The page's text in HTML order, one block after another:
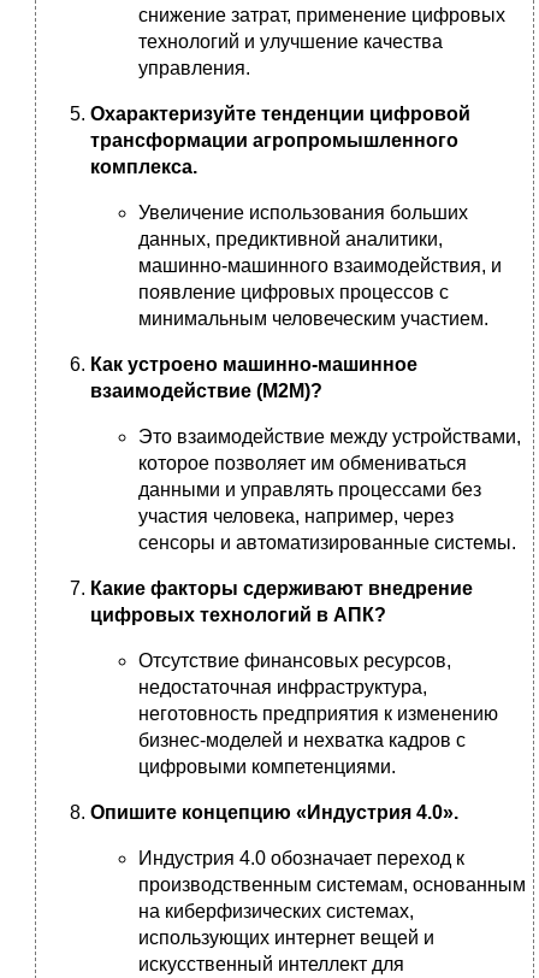
снижение затрат, применение цифровых
технологий и улучшение качества
управления.
Охарактеризуйте тенденции цифровой
трансформации агропромышленного
комплекса.
Увеличение использования больших
данных, предиктивной аналитики,
машинно-машинного взаимодействия, и
появление цифровых процессов с
минимальным человеческим участием.
Как устроено машинно-машинное
взаимодействие (М2М)?
Это взаимодействие между устройствами,
которое позволяет им обмениваться
данными и управлять процессами без
участия человека, например, через
сенсоры и автоматизированные системы.
Какие факторы сдерживают внедрение
цифровых технологий в АПК?
Отсутствие финансовых ресурсов,
недостаточная инфраструктура,
неготовность предприятия к изменению
бизнес-моделей и нехватка кадров с
цифровыми компетенциями.
Опишите концепцию «Индустрия 4.0».
Индустрия 4.0 обозначает переход к
производственным системам, основанным
на киберфизических системах,
использующих интернет вещей и
искусственный интеллект для